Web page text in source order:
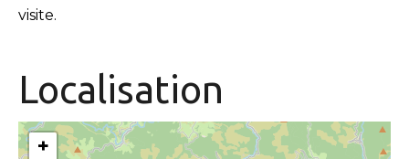
visite.
Localisation
+